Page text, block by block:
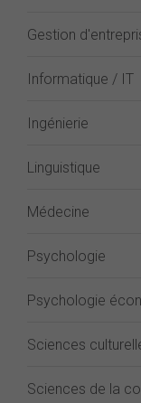
Gestion
Informatique / IT
Ingénierie
Linguistique
Médecine
Psychologie
Psychologie
Sciences
Sciences de la